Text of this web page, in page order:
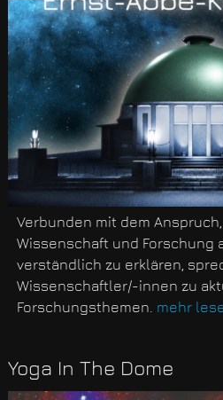
Verbunden mit dem
Wissenschaft und Forschung
verständlich zu erklären,
Wissenschaftler/-innen zu
Forschungsthemen. mehr
Yoga In The Dome